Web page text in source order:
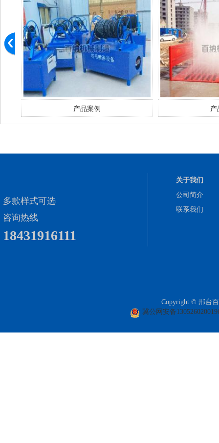
产品案例 产
多款样式可选
咨询热线
18431916111
关于我们
公司简介
联系我们
Copyright © 邢台
冀公网安备